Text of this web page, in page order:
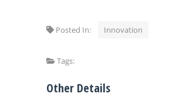
Posted In: Innovation
Tags:
Other Details